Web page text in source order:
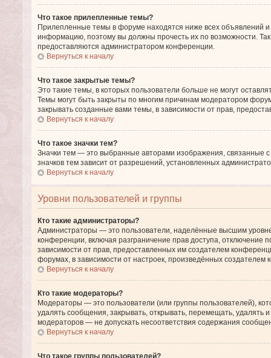
Что такое прилепленные темы?
Прилепленные темы в форуме находятся ниже всех объявлений
информацию, поэтому вы должны прочесть их по возможности.
предоставляются администратором конференции.
Вернуться к началу
Что такое закрытые темы?
Это такие темы, в которых пользователи больше не могут
Темы могут быть закрыты по многим причинам модератором
закрывать созданные вами темы, в зависимости от прав,
Вернуться к началу
Что такое значки тем?
Значки тем — это выбранные авторами изображения,
значков тем зависит от разрешений, установленных
Вернуться к началу
Уровни пользователей и группы
Кто такие администраторы?
Администраторы — это пользователи, наделённые высшим
конференции, включая разграничение прав доступа, отключение
зависимости от прав, предоставленных им создателем
форумах, в зависимости от настроек, произведённых создателем
Вернуться к началу
Кто такие модераторы?
Модераторы — это пользователи (или группы пользователей),
удалять сообщения, закрывать, открывать, перемещать,
модераторов — не допускать несоответствия содержания
Вернуться к началу
Что такое группы пользователей?